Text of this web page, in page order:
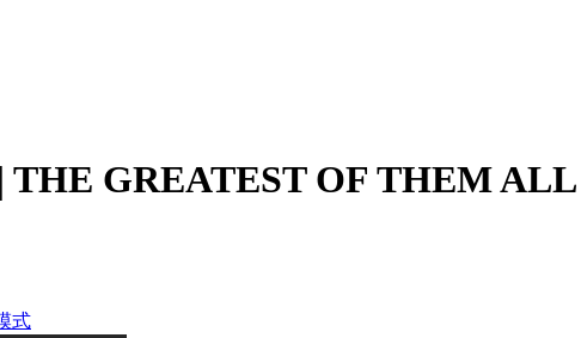
THE GREATEST OF THEM ALL
式